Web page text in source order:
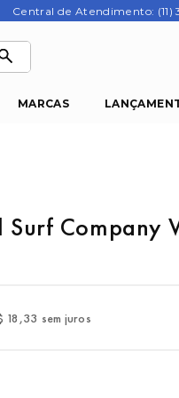
Central de Atendimento: (11)
MARCAS
Surf Company
18 ,33 sem juros